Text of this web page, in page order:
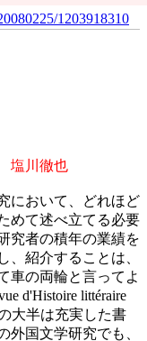
1203918310
川徹也
において、どれほど
めて述べ立てる必要
究者の積年の業績を
、紹介することは、
車の両輪と言ってよ
d'Histoire littéraire
大半は充実した書
外国文学研究でも、